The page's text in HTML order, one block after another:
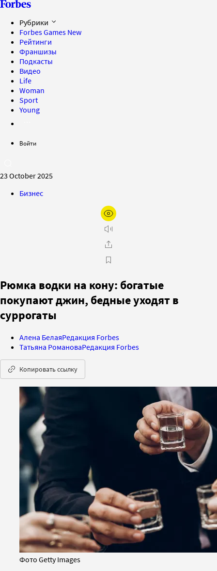
Рубрики
Forbes Games New
Рейтинги
Франшизы
Подкасты
Видео
Life
Woman
Sport
Young
Войти
23 October 2025
Бизнес
Рюмка водки на кону: богатые
покупают джин, бедные уходят в
суррогаты
Алена БелаяРедакция Forbes
Татьяна РомановаРедакция Forbes
Копировать ссылку
Фото Getty Images